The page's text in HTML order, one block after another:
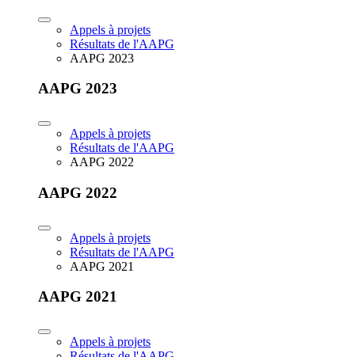
Appels à projets
Résultats de l'AAPG
AAPG 2023
AAPG 2023
Appels à projets
Résultats de l'AAPG
AAPG 2022
AAPG 2022
Appels à projets
Résultats de l'AAPG
AAPG 2021
AAPG 2021
Appels à projets